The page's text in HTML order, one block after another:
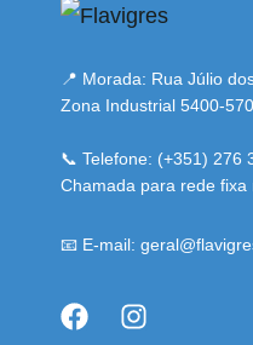
📍 Morada: Rua Júlio
Zona Industrial 5400-
📞 Telefone: (+351) 276
Chamada para rede fixa
📧 E-mail: